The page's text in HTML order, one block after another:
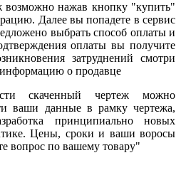
возможно нажав кнопку "купить"
Далее вы попадете в сервис
выбрать способ оплаты и
оплаты вы получите
затруднений смотри
о продавце
скаченный чертеж можно
ваши данные в рамку чертежа,
принципиально новых
Цены, сроки и ваши воросы
вопрос по вашему товару"